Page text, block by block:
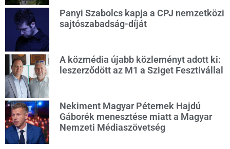
Panyi Szabolcs kapja a CPJ nemzetközi
sajtószabadság-díját
A közmédia újabb közleményt adott ki:
leszerződött az M1 a Sziget Fesztivállal
Nekiment Magyar Péternek Hajdú
Gáborék menesztése miatt a Magyar
Nemzeti Médiaszövetség